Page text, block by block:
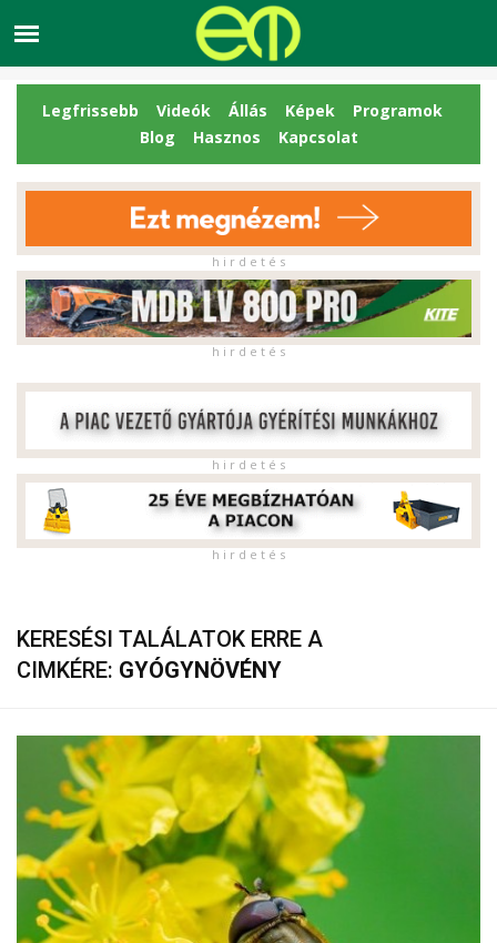
Legfrissebb Videók Állás Képek
Programok
Blog
Hasznos Kapcsolat
h i r d e t é s
h i r d e t é s
h i r d e t é s
h i r d e t é s
KERESÉSI TALÁLATOK ERRE A
CIMKÉRE: GYÓGYNÖVÉNY